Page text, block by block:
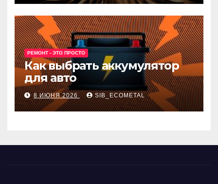
РЕМОНТ - ЭТО ПРОСТО
Как выбрать аккумулятор
для авто
8 ИЮНЯ 2026 SIB_ECOMETAL